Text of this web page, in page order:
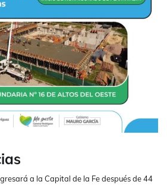
a la Capital de la Fe después de 44